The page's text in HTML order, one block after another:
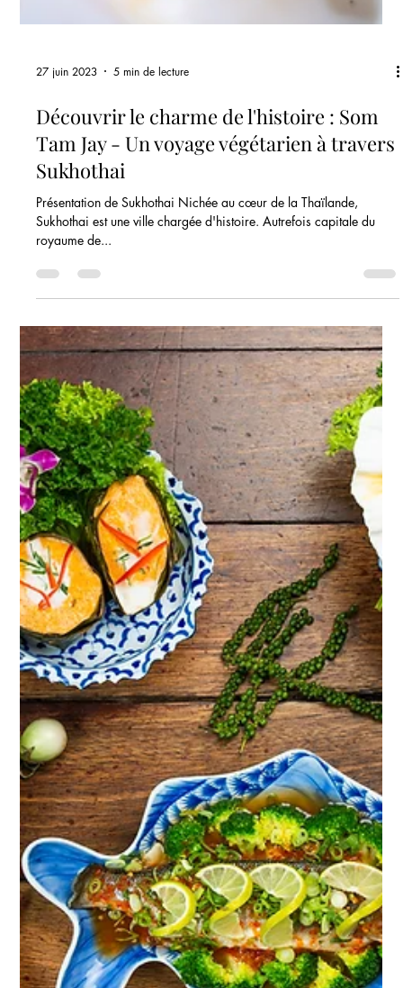
29 juin 2023 5 min de lecture
Halal dans l'alimentation
thaïlandaise:Découvrir les culinaires
dans le respect de la religion
Présentation de la Thaïlande La Thaïlande, connue pour sa culture
dynamique et sa cuisine alléchante, attire des visiteurs du monde...